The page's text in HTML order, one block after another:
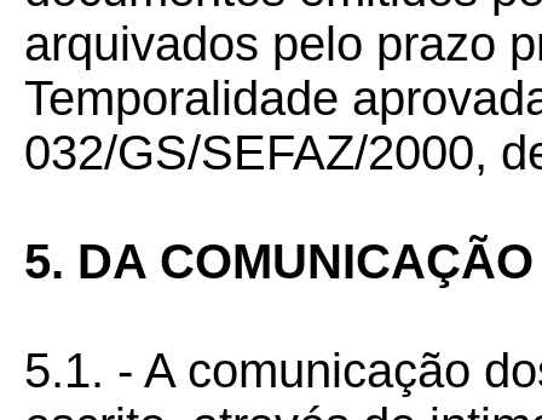
arquivados pelo prazo
Temporalidade
032/GS/SEFAZ/2000,
5. DA
5.1. - A comunicação